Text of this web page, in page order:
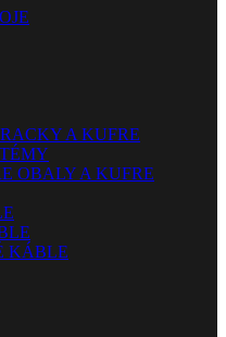
A KUFRE
OBALY A KUFRE
KÁBLE